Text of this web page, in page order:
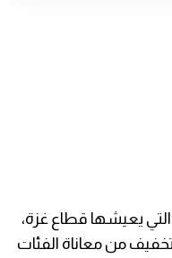
يعيشها قطاع غزة،
من معاناة الفئات